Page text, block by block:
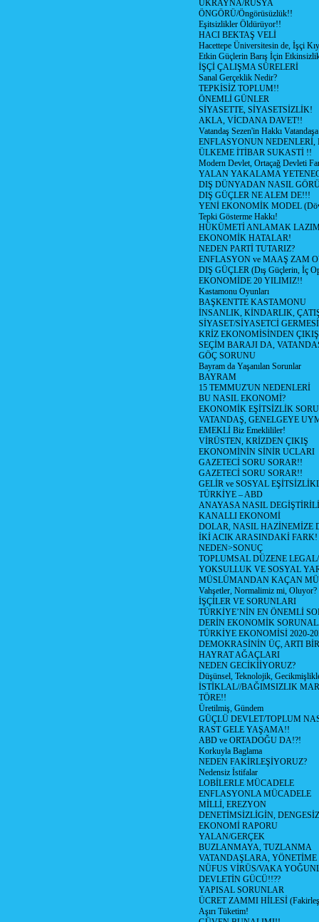
UKRAYNA/RUSYA
ÖNGÖRÜ/Öngörüsüzlük!!
Eşitsizlikler Öldürüyor!!
HACI BEKTAŞ VELİ
Hacettepe Üniversitesin de, İşçi
Etkin Güçlerin Barış İçin
İŞÇİ ÇALIŞMA SÜRELERİ
Sanal Gerçeklik Nedir?
TEPKİSİZ TOPLUM!!
ÖNEMLİ GÜNLER
SİYASETTE, SİYASETSİZLİK!
AKLA, VİCDANA DAVET!!
Vatandaş Sezen'in Hakkı
ENFLASYONUN NEDENLERİ,
ÜLKEME İTİBAR SUKASTİ !!
Modern Devlet, Ortaçağ Devleti
YALAN YAKALAMA
DIŞ DÜNYADAN NASIL
DIŞ GÜÇLER NE ALEM DE!!!
YENİ EKONOMİK MODEL
Tepki Gösterme Hakkı!
HÜKÜMETİ ANLAMAK
EKONOMİK HATALAR!
NEDEN PARTİ TUTARIZ?
ENFLASYON ve MAAŞ ZAM
DIŞ GÜÇLER (Dış Güçlerin, İç
EKONOMİDE 20 YILIMIZ!!
Kastamonu Oyunları
BAŞKENTTE KASTAMONU
İNSANLIK, KİNDARLIK,
SİYASET/SİYASETCİ
KRİZ EKONOMİSİNDEN ÇIKIŞ
SEÇİM BARAJI DA,
GÖÇ SORUNU
Bayram da Yaşanılan Sorunlar
BAYRAM
15 TEMMUZ'UN NEDENLERİ
BU NASIL EKONOMİ?
EKONOMİK EŞİTSİZLİK
VATANDAŞ, GENELGEYE
EMEKLİ Biz Emeklililer!
VİRÜSTEN, KRİZDEN ÇIKIŞ
EKONOMİNİN SİNİR UCLARI
GAZETECİ SORU SORAR!!
GAZETECİ SORU SORAR!!
GELİR ve SOSYAL
TÜRKİYE – ABD
ANAYASA NASIL
KANALLI EKONOMİ
DOLAR, NASIL HAZİNEMİZE
İKİ ACIK ARASINDAKİ FARK!
NEDEN>SONUÇ
TOPLUMSAL DÜZENE
YOKSULLUK VE SOSYAL
MÜSLÜMANDAN KAÇAN
Vahşetler, Normalimiz mi, Oluyor?
İŞÇİLER VE SORUNLARI
TÜRKİYE’NİN EN ÖNEMLİ
DERİN EKONOMİK
TÜRKİYE EKONOMİSİ 2020-
DEMOKRASİNİN ÜÇ, ARTI
HAYRAT AĞAÇLARI
NEDEN GECİKİİYORUZ?
Düşünsel, Teknolojik,
İSTİKLAL//BAĞIMSIZLIK
TÖRE!!
Üretilmiş, Gündem
GÜÇLÜ DEVLET/TOPLUM
RAST GELE YAŞAMA!!
ABD ve ORTADOĞU DA!?!
Korkuyla Baglama
NEDEN FAKİRLEŞİYORUZ?
Nedensiz İstifalar
LOBİLERLE MÜCADELE
ENFLASYONLA MÜCADELE
MİLLİ, EREZYON
DENETİMSİZLİGİN,
EKONOMİ RAPORU
YALAN/GERÇEK
BUZLANMAYA, TUZLANMA
VATANDAŞLARA,
NÜFUS VİRÜS/VAKA
DEVLETİN GÜCÜ!!??
YAPISAL SORUNLAR
ÜCRET ZAMMI HİLESİ
Aşırı Tüketim!